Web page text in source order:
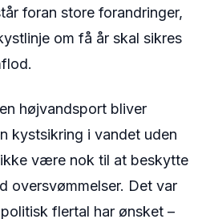
foran store forandringer,
om få år skal sikres
højvandsport bliver
kystsikring i vandet uden
være nok til at beskytte
oversvømmelser. Det var
flertal har ønsket –